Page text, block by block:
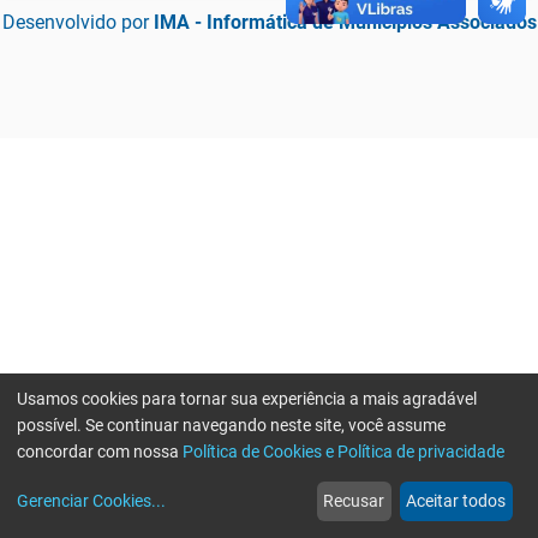
Desenvolvido por IMA - Informática de Municípios Associados
web
Notícias
more_horiz
Mais
Usamos cookies para tornar sua experiência a mais agradável
possível. Se continuar navegando neste site, você assume
concordar com nossa Política de Cookies e Política de privacidade
Gerenciar Cookies... Recusar Aceitar todos
Erro ao enviar informações, por favor tente novamente